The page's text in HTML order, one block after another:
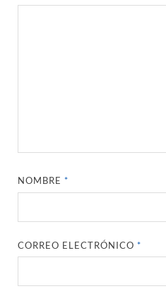
NOMBRE*
CORREO ELECTRÓNICO*